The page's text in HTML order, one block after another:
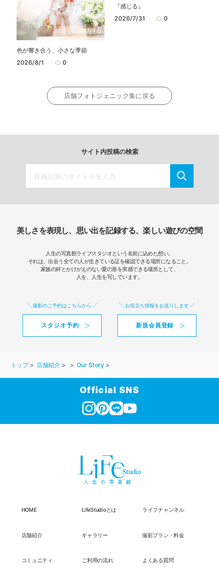
色が響き合う、小さな季節
2026/8/1
0
『感じる』
2026/7/31
0
店舗フォトジェニック集に戻る
サイト内投稿の検索
美しさを表現し、思い出を記録する、楽しい遊びの空間
人生の写真館ライフスタジオという名前に込めた想い。
それは、出会う全ての人が生きている証を確認できる場所になること。
家族の絆とかけがえのない愛の形を実感できる場所として、
人を、人生を写しています。
撮影のご予約はこちらから
スタジオ予約
お役立ち情報をお送りします
新規会員登録
トップ 店舗紹介 Our Story
Official SNS
HOME LifeStudioとは ライフチャンネル
店舗紹介 ギャラリー 撮影プラン・料金
コミュニティ ご利用の流れ よくある質問